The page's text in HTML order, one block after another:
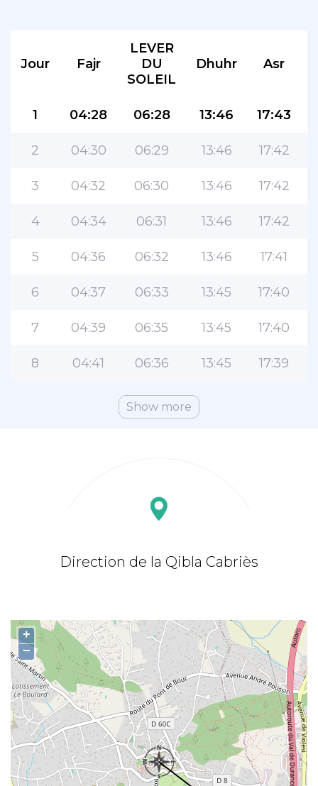
Jour Fajr
LEVER
DU
SOLEIL
Dhuhr Asr
1 04:28 06:28 13:46 17:43
2 04:30 06:29 13:46 17:42
3 04:32 06:30 13:46 17:42
4 04:34 06:31 13:46 17:42
5 04:36 06:32 13:46 17:41
6 04:37 06:33 13:45 17:40
7 04:39 06:35 13:45 17:40
8 04:41 06:36 13:45 17:39
Show more
Direction de la Qibla Cabriès
+
−